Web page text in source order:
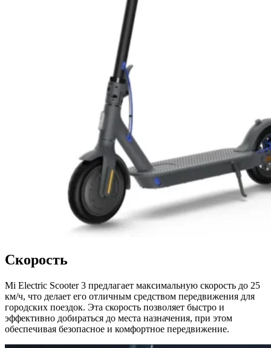
Скорость
Mi Electric Scooter 3 предлагает максимальную скорость до 25
км/ч, что делает его отличным средством передвижения для
городских поездок. Эта скорость позволяет быстро и
эффективно добираться до места назначения, при этом
обеспечивая безопасное и комфортное передвижение.